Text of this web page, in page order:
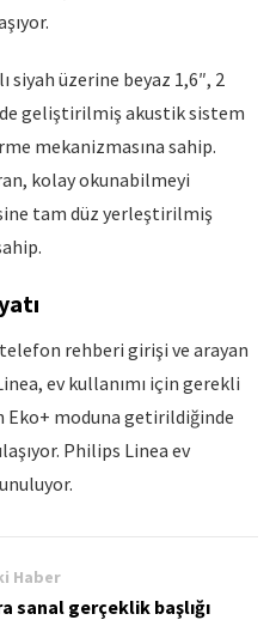
üzerine beyaz 1,6″, 2
geliştirilmiş akustik sistem
mekanizmasına sahip.
kolay okunabilmeyi
tam düz yerleştirilmiş
rehberi girişi ve arayan
ev kullanımı için gerekli
moduna getirildiğinde
Philips Linea ev
Haber
sanal gerçeklik başlığı